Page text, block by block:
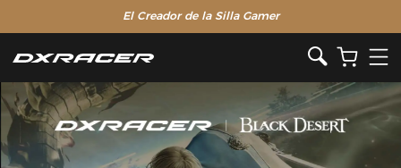
El Creador de la Silla Gamer